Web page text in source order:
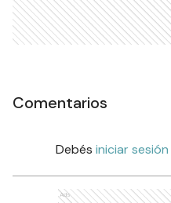
Comentarios
Debés iniciar sesión
Ads